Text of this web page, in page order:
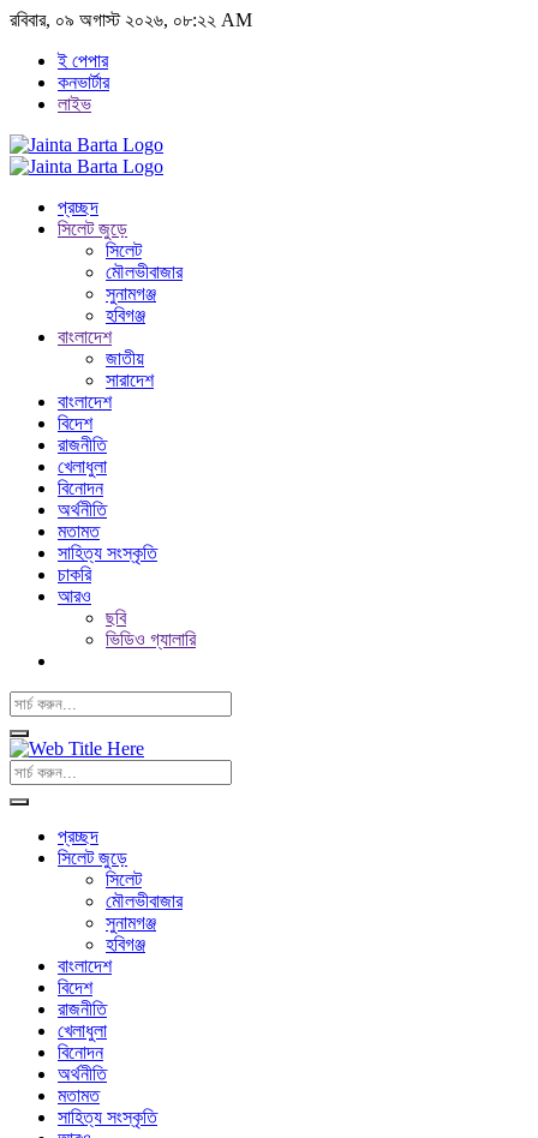
রবিবার, ০৯ অগাস্ট ২০২৬, ০৮:২২ AM
ই পেপার
কনভার্টার
লাইভ
প্রচ্ছদ
সিলেট জুড়ে
সিলেট
মৌলভীবাজার
সুনামগঞ্জ
হবিগঞ্জ
বাংলাদেশ
জাতীয়
সারাদেশ
বাংলাদেশ
বিদেশ
রাজনীতি
খেলাধুলা
বিনোদন
অর্থনীতি
মতামত
সাহিত্য সংস্কৃতি
চাকরি
আরও
ছবি
ভিডিও গ্যালারি
প্রচ্ছদ
সিলেট জুড়ে
সিলেট
মৌলভীবাজার
সুনামগঞ্জ
হবিগঞ্জ
বাংলাদেশ
বিদেশ
রাজনীতি
খেলাধুলা
বিনোদন
অর্থনীতি
মতামত
সাহিত্য সংস্কৃতি